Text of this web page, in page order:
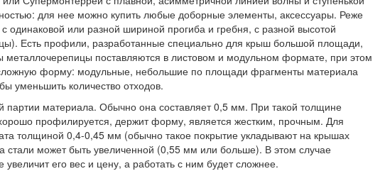
для нее можно купить любые доборные элементы, аксессуары. Реже
или разной шириной прогиба и гребня, с разной высотой
Есть профили, разработанные специально для крыш большой площади,
поставляются в листовом и модульном формате, при этом
форму: модульные, небольшие по площади фрагменты материала
уменьшить количество отходов.
партии материала. Обычно она составляет 0,5 мм. При такой толщине
профилируется, держит форму, является жестким, прочным. Для
толщиной 0,4-0,45 мм (обычно такое покрытие укладывают на крышах
стали может быть увеличенной (0,55 мм или больше). В этом случае
его вес и цену, а работать с ним будет сложнее.